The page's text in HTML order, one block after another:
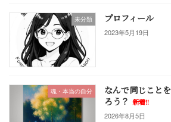
未分類 プロフィール
2023年5月19日
魂・本当の自分
なんで同じこと
ろう？ 新着!!
2026年8月5日